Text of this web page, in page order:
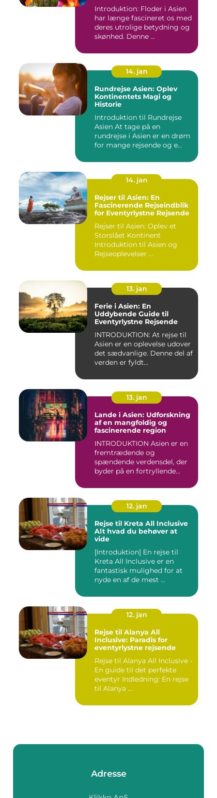
Introduktion: Floder i Asien
har længe fascineret os med
deres utrolige betydning og
skønhed. Denne ...
14. jan
Rundrejse Asien: Oplev
Kontinentets Magi og
Historie
Introduktion til Rundrejse
Asien At tage på en
rundrejse i Asien er en drøm
for mange rejsende og e...
14. jan
Rejser til Asien: En
Fascinerende Rejseindblik
for Eventyrlystne Rejsende
Rejser til Asien: Oplev et
Storslået Kontinent
Introduktion til Asien og
Rejseoplevelser ...
13. jan
Ferie i Asien: En
Uddybende Guide til
Eventyrlystne Rejsende
INTRODUKTION: At rejse til
Asien er en oplevelse udover
det sædvanlige. Denne del af
verden er fyldt...
13. jan
Lande i Asien: Udforskning
af en mangfoldig og
fascinerende region
INTRODUKTION Asien er en
fremtrædende og
spændende verdensdel, der
byder på en fortryllende
12. jan
Rejse til Kreta All Inclusive
Alt hvad du behøver at
vide
[Introduktion] En rejse til
Kreta All Inclusive er en
fantastisk mulighed for at
nyde en af de mest ...
12. jan
Rejse til Alanya All
Inclusive: Paradis for
eventyrlystne rejsende
Rejse til Alanya All Inclusive -
En guide til det perfekte
eventyr Indledning: En rejse
til Alanya ...
Adresse